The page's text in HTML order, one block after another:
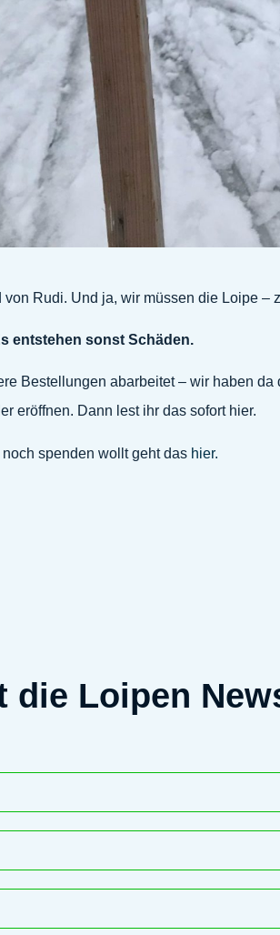
Rudi. Und ja, wir müssen die Loipe –
entstehen sonst Schäden.
Bestellungen abarbeitet – wir haben
eröffnen. Dann lest ihr das sofort hier.
noch spenden wollt geht das hier.
die Loipen